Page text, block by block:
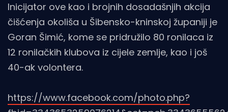
Inicijator ove kao i brojnih dosadašnjih akcija
čišćenja okoliša u Šibensko-kninskoj županiji je
Goran Šimić, kome se pridružilo 80 ronilaca iz
12 ronilačkih klubova iz cijele zemlje, kao i još
40-ak volontera.
https://www.facebook.com/photo.php?